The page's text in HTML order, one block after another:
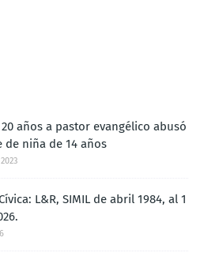
años a pastor evangélico abusó
de niña de 14 años
L&R, SIMIL de abril 1984, al 1